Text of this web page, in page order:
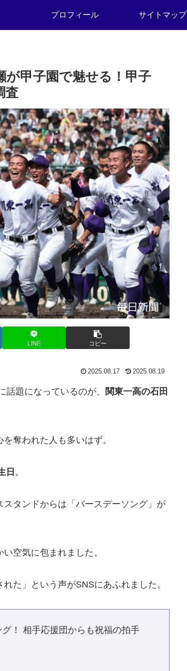
プロフィール サイトマップ
が甲子園で魅せる！甲子
査
LINE コピー
2025.08.17 2025.08.19
題になっているのが、 関東一高の石田
奪われた人も多いはず。
日 。
タンドからは「バースデーソング」が
空気に包まれました。
た」という声がSNSにあふれました。
！ 相手応援団からも祝福の拍手